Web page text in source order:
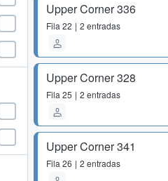
Upper Corner 336
Fila 22 2 entradas
Upper Corner 328
Fila 25 2 entradas
Upper Corner 341
Fila 26 2 entradas